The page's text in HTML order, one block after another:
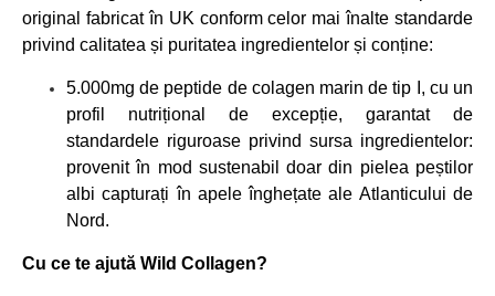
original fabricat în UK conform celor mai înalte standarde
privind calitatea și puritatea ingredientelor și conține:
5.000mg de peptide de colagen marin de tip I, cu un
profil nutrițional de excepție, garantat de
standardele riguroase privind sursa ingredientelor:
provenit în mod sustenabil doar din pielea peștilor
albi capturați în apele înghețate ale Atlanticului de
Nord.
Cu ce te ajută Wild Collagen?